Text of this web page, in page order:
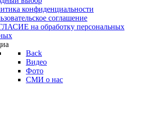
конфиденциальности
соглашение
на обработку персональных
Back
Видео
Фото
СМИ о нас